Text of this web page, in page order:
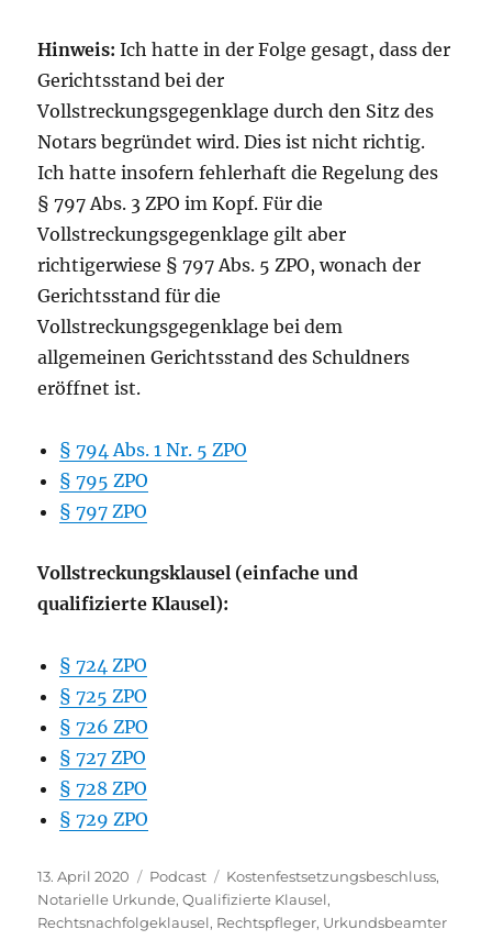
Hinweis: Ich hatte in der Folge gesagt, dass der
Gerichtsstand bei der
Vollstreckungsgegenklage durch den Sitz des
Notars begründet wird. Dies ist nicht richtig.
Ich hatte insofern fehlerhaft die Regelung des
§ 797 Abs. 3 ZPO im Kopf. Für die
Vollstreckungsgegenklage gilt aber
richtigerwiese § 797 Abs. 5 ZPO, wonach der
Gerichtsstand für die
Vollstreckungsgegenklage bei dem
allgemeinen Gerichtsstand des Schuldners
eröffnet ist.
§ 794 Abs. 1 Nr. 5 ZPO
§ 795 ZPO
§ 797 ZPO
Vollstreckungsklausel (einfache und
qualifizierte Klausel):
§ 724 ZPO
§ 725 ZPO
§ 726 ZPO
§ 727 ZPO
§ 728 ZPO
§ 729 ZPO
Veröffentlicht
am
13. April 2020 Kategorien
Podcast Schlagwörter
Kostenfestsetzungsbeschluss,
Notarielle Urkunde,Qualifizierte Klausel,
Rechtsnachfolgeklausel, Rechtspfleger, Urkundsbeamter